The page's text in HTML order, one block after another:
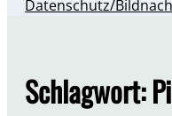
Datenschutz/
Schlagwort: